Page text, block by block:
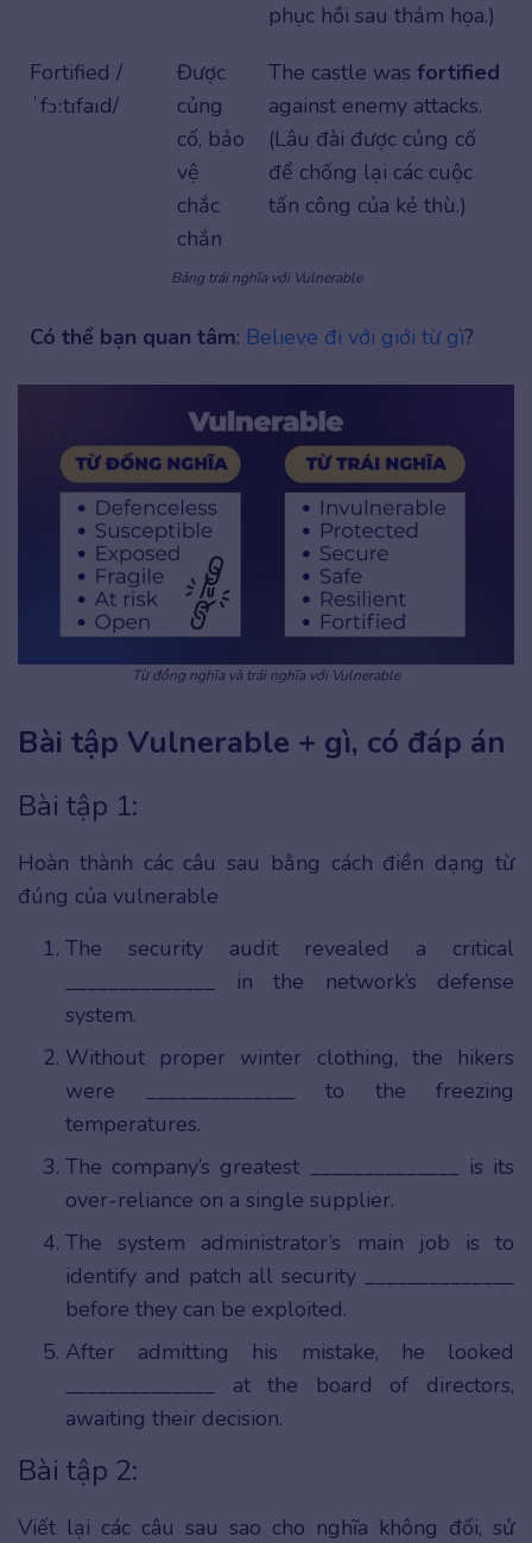
phục hồi sau thảm họa.)
Fortified /
ˈfɔːtɪfaɪd/
Được
củng
cố, bảo
vệ
chắc
chắn
The castle was fortified
against enemy attacks.
(Lâu đài được củng cố
để chống lại các cuộc
tấn công của kẻ thù.)
Bảng trái nghĩa với Vulnerable
Có thể bạn quan tâm: Believe đi với giới từ gì?
Từ đồng nghĩa và trái nghĩa với Vulnerable
Bài tập Vulnerable + gì, có đáp án
Bài tập 1:
Hoàn thành các câu sau bằng cách điền dạng từ
đúng của vulnerable
The security audit revealed a critical
______________ in the network’s defense
system.
Without proper winter clothing, the hikers
were ______________ to the freezing
temperatures.
The company’s greatest ______________ is its
over-reliance on a single supplier.
The system administrator’s main job is to
identify and patch all security ______________
before they can be exploited.
After admitting his mistake, he looked
______________ at the board of directors,
awaiting their decision.
Bài tập 2:
Viết lại các câu sau sao cho nghĩa không đổi, sử